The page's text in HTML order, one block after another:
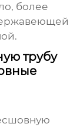
более
трубу